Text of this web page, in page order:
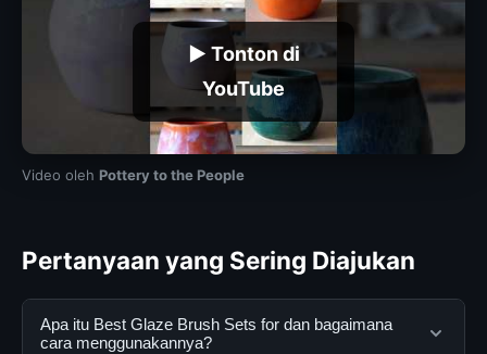
▶ Tonton di
YouTube
Video oleh Pottery to the People
Pertanyaan yang Sering Diajukan
Apa itu Best Glaze Brush Sets for dan bagaimana
cara menggunakannya?